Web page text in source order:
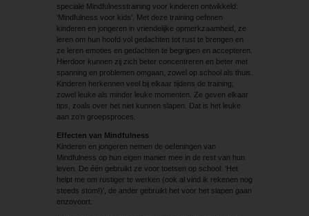
speciale Mindfulnesstraining voor kinderen ontwikkeld:
‘Mindfulness voor kids’. Met deze training oefenen
kinderen en jongeren in vriendelijke opmerkzaamheid, ze
leren om hun hoofd vol gedachten tot rust te brengen en
ze leren emoties en gedachten te begrijpen en accepteren.
Hierdoor kunnen zij zich beter concentreren en beter met
spanning en problemen omgaan, zowel op school als thuis.
Kinderen herkennen veel bij elkaar tijdens de training;
zowel leuke als minder leuke momenten. Ze geven elkaar
tips, zoals over het niet kunnen slapen. Dat is het leuke
aan zo’n groepsproces.
Effecten van Mindfulness
Kinderen en jongeren nemen de oefeningen van
Mindfulness op hun eigen manier mee in de rest van hun
leven. De één gebruikt ze voor toetsen op school: ‘Het
helpt me om rustiger te werken (ook al vind ik rekenen nog
steeds stom!)’, de ander gebruikt het voor het slapen gaan
enzovoort.